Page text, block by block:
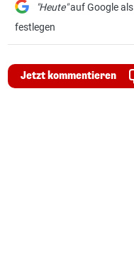
"Heute"auf Google als
festlegen
Jetzt kommentieren